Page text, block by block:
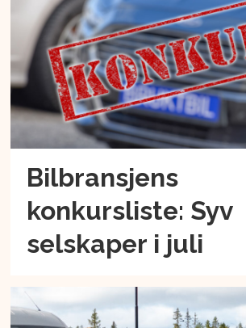
Bilbransjens
konkursliste: Syv
selskaper i juli